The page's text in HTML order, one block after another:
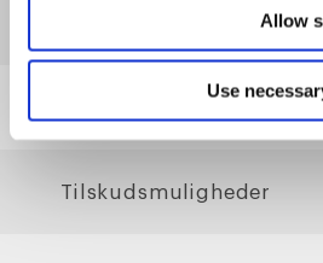
Allow
Use
Økonomi og tilmelding
Tilskudsmuligheder